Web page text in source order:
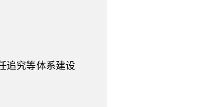
追究等体系建设